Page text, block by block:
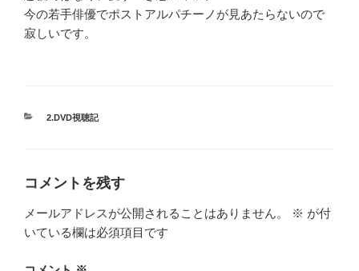
今の若手俳優でポストアルパチーノが見あたらないので
寂しいです。
カ
2.DVD視聴記
コメントを残す
メールアドレスが公開されることはありません。 ※ が付
いている欄は必須項目です